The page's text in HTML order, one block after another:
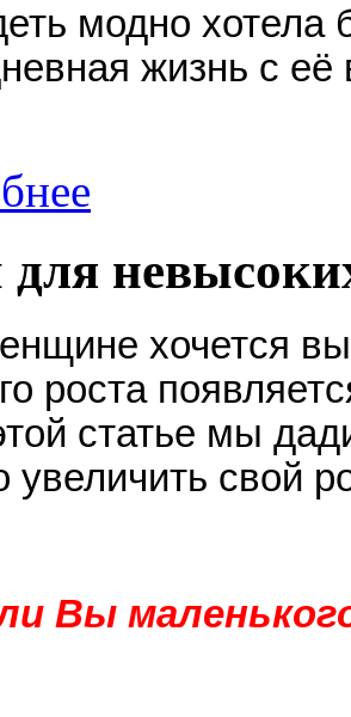
модно
жизнь с
для
хочется
роста
статье мы
увеличить свой
Вы